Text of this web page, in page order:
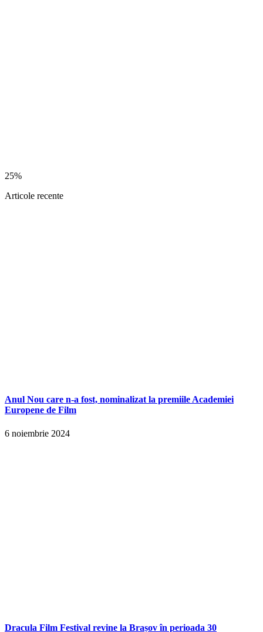
25%
Articole recente
Anul Nou care n-a fost, nominalizat la premiile Academiei
Europene de Film
6 noiembrie 2024
Dracula Film Festival revine la Brașov în perioada 30